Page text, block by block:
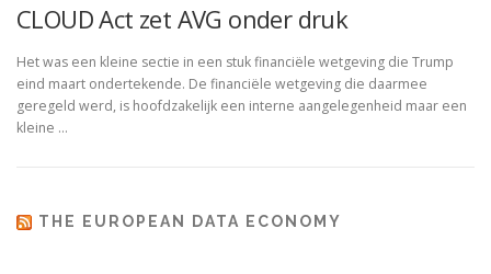
CLOUD Act zet AVG onder druk
Het was een kleine sectie in een stuk financiële wetgeving die Trump
eind maart ondertekende. De financiële wetgeving die daarmee
geregeld werd, is hoofdzakelijk een interne aangelegenheid maar een
kleine …
THE EUROPEAN DATA ECONOMY